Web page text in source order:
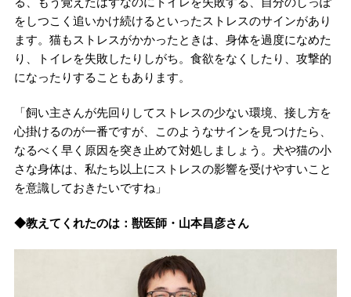
をしつこく追いかけ続けるといったストレスのサインがあり
ます。猫もストレスがかかったときは、身体を過度になめた
り、トイレを失敗したりしがち。食欲をなくしたり、攻撃的
になったりすることもあります。
「飼い主さんが先回りしてストレスの少ない環境、接し方を
心掛けるのが一番ですが、このようなサインを見つけたら、
なるべく早く原因を突き止めて対処しましょう。犬や猫の小
さな身体は、私たち以上にストレスの影響を受けやすいこと
を意識しておきたいですね」
◆教えてくれたのは：獣医師・山本昌彦さん